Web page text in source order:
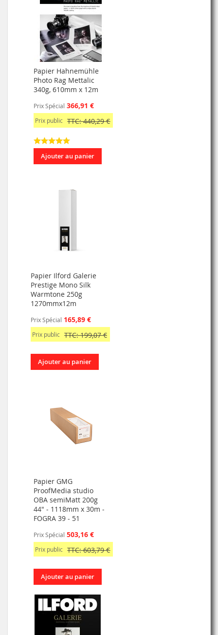
Papier Hahnemühle
Photo Rag Mettalic
340g, 610mm x 12m
Prix Spécial 366,91 €
Prix public TTC: 440,29 €
Ajouter au panier
Papier Ilford Galerie
Prestige Mono Silk
Warmtone 250g
1270mmx12m
Prix Spécial 165,89 €
Prix public TTC: 199,07 €
Ajouter au panier
Papier GMG
ProofMedia studio
OBA semiMatt 200g
44" - 1118mm x 30m -
FOGRA 39 - 51
Prix Spécial 503,16 €
Prix public TTC: 603,79 €
Ajouter au panier